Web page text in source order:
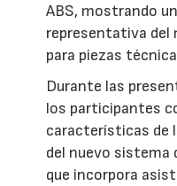
ABS, mostrando
representativa del
para piezas
Durante las
los participantes
características de
del nuevo
que incorpora